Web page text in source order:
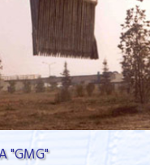
"GMG"